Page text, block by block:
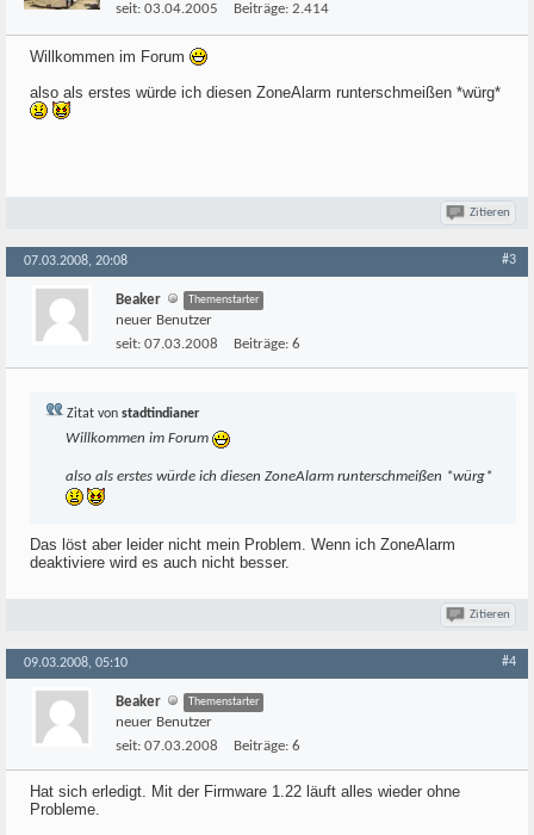
seit: 03.04.2005 Beiträge: 2.414
Willkommen im Forum
also als erstes würde ich diesen ZoneAlarm runterschmeißen *würg*
Zitieren
07.03.2008, 20:08 #3
Beaker Themenstarter
neuer Benutzer
seit: 07.03.2008 Beiträge: 6
Zitat von stadtindianer
Willkommen im Forum
also als erstes würde ich diesen ZoneAlarm runterschmeißen *würg*
Das löst aber leider nicht mein Problem. Wenn ich ZoneAlarm
deaktiviere wird es auch nicht besser.
Zitieren
09.03.2008, 05:10 #4
Beaker Themenstarter
neuer Benutzer
seit: 07.03.2008 Beiträge: 6
Hat sich erledigt. Mit der Firmware 1.22 läuft alles wieder ohne
Probleme.